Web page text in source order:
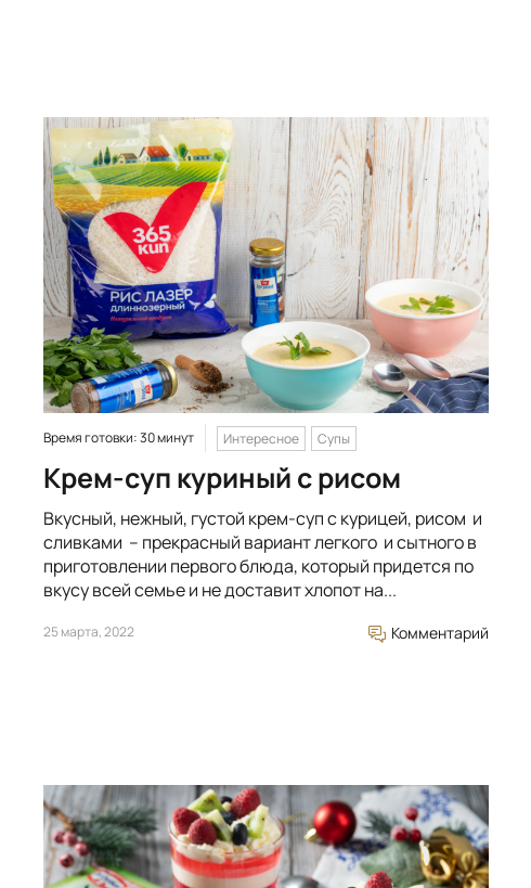
Время готовки: 30 минут Интересное Супы
Крем-суп куриный с рисом
Вкусный, нежный, густой крем-суп с курицей, рисом и
сливками – прекрасный вариант легкого и сытного в
приготовлении первого блюда, который придется по
вкусу всей семье и не доставит хлопот на...
25 марта, 2022 Комментарий